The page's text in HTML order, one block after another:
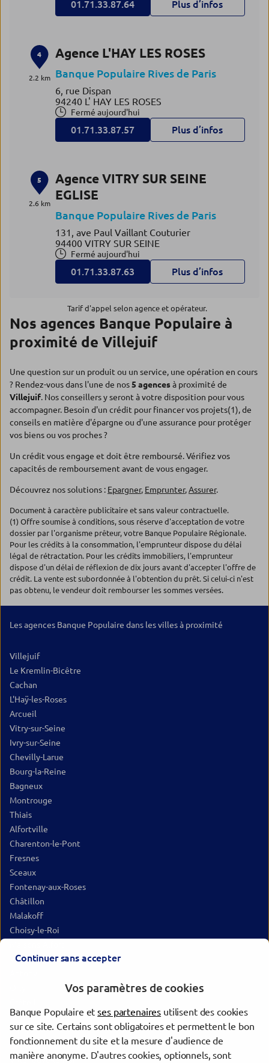
01.71.33.87.64 Plus d’infos
4
2.2 km
Agence L'HAY LES ROSES
Banque Populaire Rives de Paris
6, rue Dispan
94240 L' HAY LES ROSES
Fermé aujourd'hui
01.71.33.87.57 Plus d’infos
5
2.6 km
Agence VITRY SUR SEINE
EGLISE
Banque Populaire Rives de Paris
131, ave Paul Vaillant Couturier
94400 VITRY SUR SEINE
Fermé aujourd'hui
01.71.33.87.63 Plus d’infos
Tarif d'appel selon agence et opérateur.
Nos agences Banque Populaire à
proximité de Villejuif
Une question sur un produit ou un service, une opération en cours
? Rendez-vous dans l'une de nos5 agencesà proximité de
Villejuif. Nos conseillers y seront à votre disposition pour vous
accompagner. Besoin d'un crédit pour financer vos projets(1), de
conseils en matière d'épargne ou d'une assurance pour protéger
vos biens ou vos proches ?
Un crédit vous engage et doit être remboursé. Vérifiez vos
capacités de remboursement avant de vous engager.
Découvrez nos solutions : Epargner, Emprunter,Assurer.
Document à caractère publicitaire et sans valeur contractuelle.
(1) Offre soumise à conditions, sous réserve d'acceptation de votre
dossier par l'organisme prêteur, votre Banque Populaire Régionale.
Pour les crédits à la consommation, l'emprunteur dispose du délai
légal de rétractation. Pour les crédits immobiliers, l'emprunteur
dispose d'un délai de réflexion de dix jours avant d'accepter l'offre de
crédit. La vente est subordonnée à l'obtention du prêt. Si celui-ci n'est
pas obtenu, le vendeur doit rembourser les sommes versées.
Les agences Banque Populaire dans les villes à proximité
Villejuif
Le Kremlin-Bicêtre
Cachan
L'Haÿ-les-Roses
Arcueil
Vitry-sur-Seine
Ivry-sur-Seine
Chevilly-Larue
Bourg-la-Reine
Bagneux
Montrouge
Thiais
Alfortville
Charenton-le-Pont
Fresnes
Sceaux
Fontenay-aux-Roses
Châtillon
Malakoff
Choisy-le-Roi
Vanves
Saint-Mandé
Paris
Le Plessis-Robinson
Villeneuve-le-Roi
Continuer sans accepter
Vos paramètres de cookies
Banque Populaire etses partenaires utilisent des cookies
sur ce site. Certains sont obligatoires et permettent le bon
fonctionnement du site et la mesure d'audience de
manière anonyme. D'autres cookies, optionnels, sont